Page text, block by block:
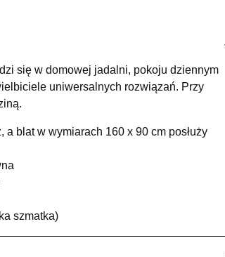
się w domowej jadalni, pokoju dziennym
uniwersalnych rozwiązań. Przy
a blat w wymiarach 160 x 90 cm posłuży
szmatka)